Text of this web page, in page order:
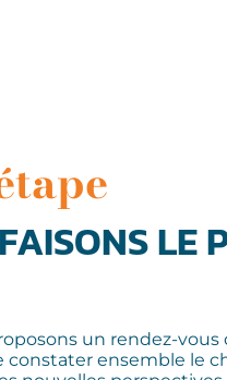
LE
un rendez-vous
constater ensemble le